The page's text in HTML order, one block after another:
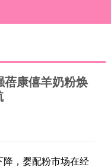
蓓康僖羊奶粉焕
，婴配粉市场在经